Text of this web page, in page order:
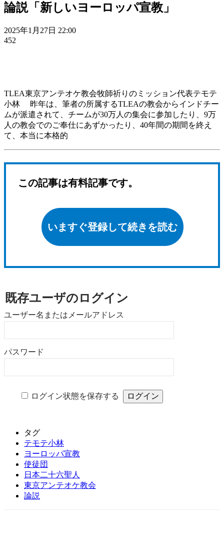
論説「新しいヨーロッパ宣教」
2025年1月27日 22:00
452
TLEA東京アンテオケ教会牧師祈りのミッション代表テモテ
小林 昨年は、筆者の所属するTLEAの教会からインドチー
ムが派遣されて、チームが30万人の集会に参加したり、9万
人の教会でのご奉仕にあずかったり、40年間の期間を終え
て、本当に本格的
この記事は有料記事です。
いますぐ登録して続きを読む
既存ユーザのログイン
ユーザー名またはメールアドレス
パスワード
ログイン状態を保存する
タグ
テモテ小林
ヨーロッパ宣教
使徒団
日本二十六聖人
東京アンテオケ教会
論説